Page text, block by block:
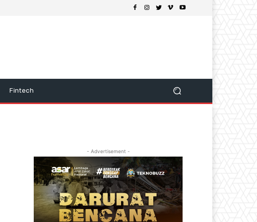
Fintech
- Advertisement -